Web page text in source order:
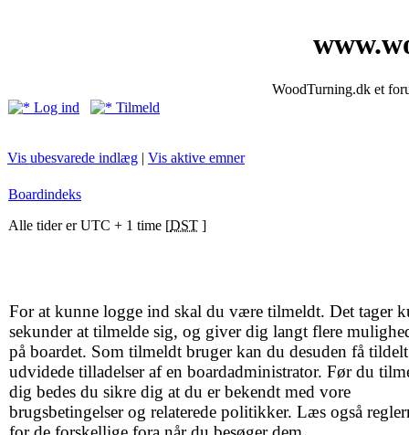
WoodTurning.dk et
Log ind
Tilmeld
Vis ubesvarede indlæg | Vis aktive emner
Boardindeks
Alle tider er UTC + 1 time [DST ]
For at kunne logge ind skal du være tilmeldt. Det tager
sekunder at tilmelde sig, og giver dig langt flere
på boardet. Som tilmeldt bruger kan du desuden få tildelt
udvidede tilladelser af en boardadministrator. Før du
dig bedes du sikre dig at du er bekendt med vore
brugsbetingelser og relaterede politikker. Læs også